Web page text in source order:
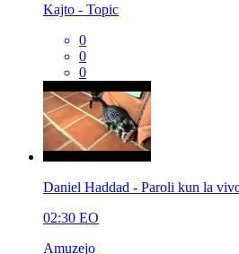
Kajto - Topic
0
0
0
Daniel Haddad - Paroli kun la
02:30 EO
Amuzejo